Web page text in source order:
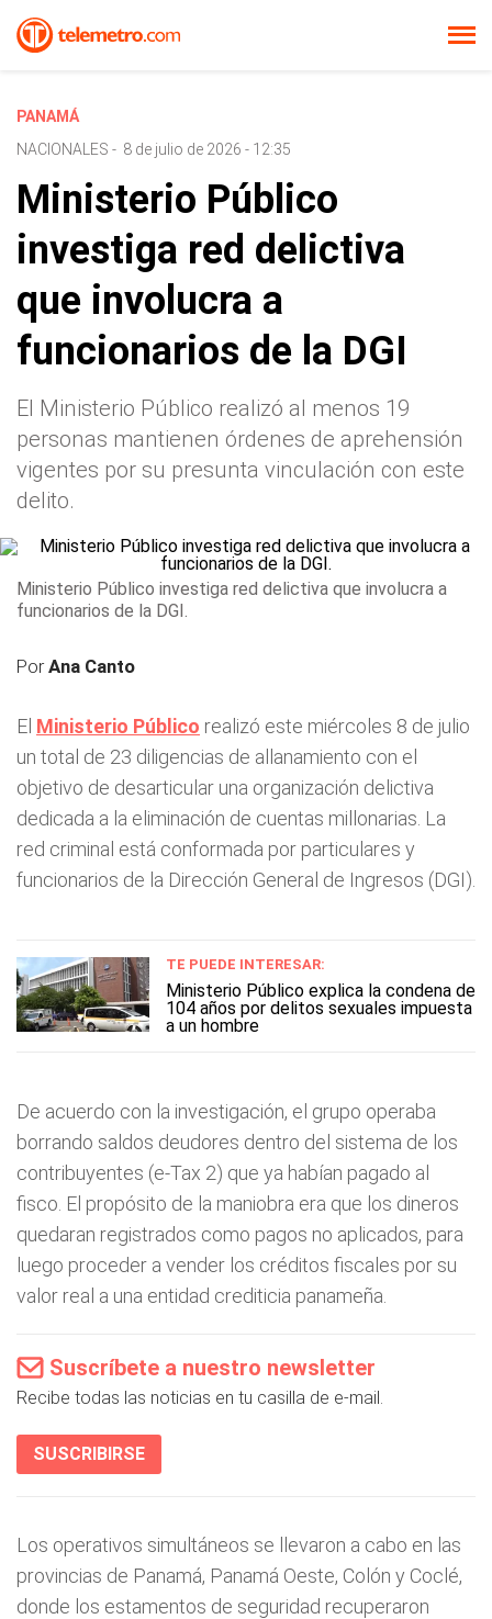
PANAMÁ
NACIONALES - 8 de julio de 2026 - 12:35
Ministerio Público
investiga red delictiva
que involucra a
funcionarios de la DGI
El Ministerio Público realizó al menos 19
personas mantienen órdenes de aprehensión
vigentes por su presunta vinculación con este
delito.
Ministerio Público investiga red delictiva que involucra a
funcionarios de la DGI.
PorAna Canto
El Ministerio Público realizó este miércoles 8 de julio
un total de 23 diligencias de allanamiento con el
objetivo de desarticular una organización delictiva
dedicada a la eliminación de cuentas millonarias. La
red criminal está conformada por particulares y
funcionarios de la Dirección General de Ingresos (DGI).
TE PUEDE INTERESAR:
Ministerio Público explica la condena de
104 años por delitos sexuales impuesta
a un hombre
De acuerdo con la investigación, el grupo operaba
borrando saldos deudores dentro del sistema de los
contribuyentes (e-Tax 2) que ya habían pagado al
fisco. El propósito de la maniobra era que los dineros
quedaran registrados como pagos no aplicados, para
luego proceder a vender los créditos fiscales por su
valor real a una entidad crediticia panameña.
Suscríbete a nuestro newsletter
Recibe todas las noticias en tu casilla de e-mail.
SUSCRIBIRSE
Los operativos simultáneos se llevaron a cabo en las
provincias de Panamá, Panamá Oeste, Colón y Coclé,
donde los estamentos de seguridad recuperaron